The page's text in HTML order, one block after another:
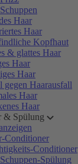
Haar
Haar
Kopfhaut
& glattes Haar
Haar
Haar
gegen Haarausfall
Haar
Haar
& Spülung
Conditioner
Conditioner
Spülung